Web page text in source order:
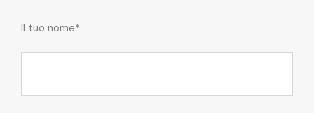
Il tuo nome*